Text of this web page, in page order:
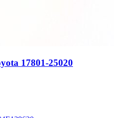
17801-25020